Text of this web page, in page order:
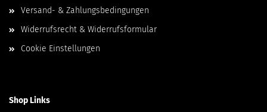
Versand- & Zahlungsbedingungen
Widerrufsrecht & Widerrufsformular
Cookie Einstellungen
Shop Links